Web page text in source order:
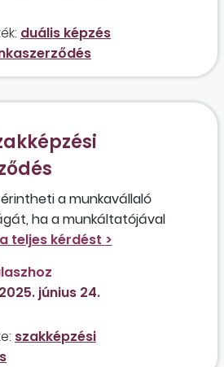
duális képzés
a munkavállaló
ha a munkáltatójával
létesített oly
40 órás munkaviszonyát
munkaviszonyra
munkaszerződés
2025. június 24.
szakképzési